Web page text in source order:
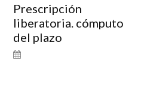
Prescripción
liberatoria. cómputo
del plazo